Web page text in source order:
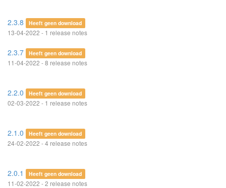
2.3.8 Heeft geen download
13-04-2022 - 1 release notes
2.3.7 Heeft geen download
11-04-2022 - 8 release notes
2.2.0 Heeft geen download
02-03-2022 - 1 release notes
2.1.0 Heeft geen download
24-02-2022 - 4 release notes
2.0.1 Heeft geen download
11-02-2022 - 2 release notes